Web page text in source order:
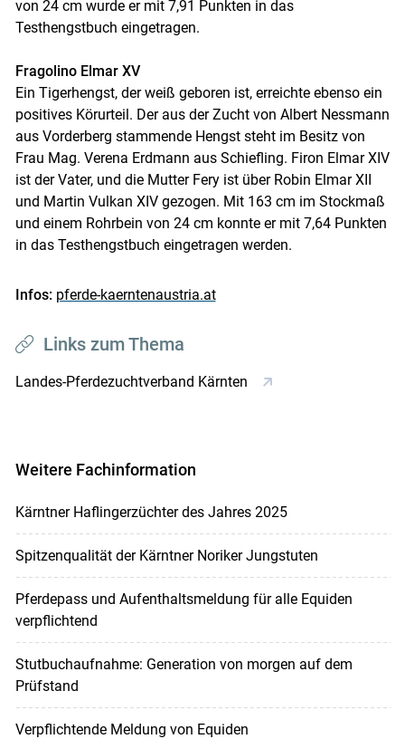
von 24 cm wurde er mit 7,91 Punkten in das
Testhengstbuch eingetragen.
Fragolino Elmar XV
Ein Tigerhengst, der weiß geboren ist, erreichte ebenso ein
positives Körurteil. Der aus der Zucht von Albert Nessmann
aus Vorderberg stammende Hengst steht im Besitz von
Frau Mag. Verena Erdmann aus Schiefling. Firon Elmar XIV
ist der Vater, und die Mutter Fery ist über Robin Elmar XII
und Martin Vulkan XIV gezogen. Mit 163 cm im Stockmaß
und einem Rohrbein von 24 cm konnte er mit 7,64 Punkten
in das Testhengstbuch eingetragen werden.
Infos: pferde-kaerntenaustria.at
Links zum Thema
Landes-Pferdezuchtverband Kärnten
Weitere Fachinformation
Kärntner Haflingerzüchter des Jahres 2025
Spitzenqualität der Kärntner Noriker Jungstuten
Pferdepass und Aufenthaltsmeldung für alle Equiden
verpflichtend
Stutbuchaufnahme: Generation von morgen auf dem
Prüfstand
Verpflichtende Meldung von Equiden